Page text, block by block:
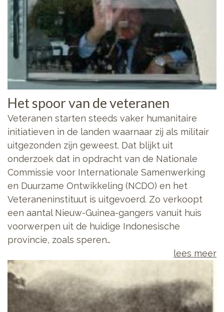
Het spoor van de veteranen
Veteranen starten steeds vaker humanitaire
initiatieven in de landen waarnaar zij als militair
uitgezonden zijn geweest. Dat blijkt uit
onderzoek dat in opdracht van de Nationale
Commissie voor Internationale Samenwerking
en Duurzame Ontwikkeling (NCDO) en het
Veteraneninstituut is uitgevoerd. Zo verkoopt
een aantal Nieuw-Guinea-gangers vanuit huis
voorwerpen uit de huidige Indonesische
provincie, zoals speren…
lees meer